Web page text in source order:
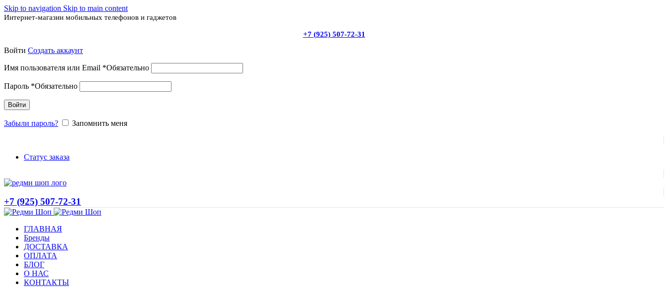
Skip to navigation Skip to main content
Интернет-магазин мобильных телефонов и гаджетов
+7 (925) 507-72-31
Войти Создать аккаунт
Имя пользователя или Email *Обязательно
Пароль *Обязательно
Войти
Забыли пароль? Запомнить меня
Статус заказа
+7 (925) 507-72-31
ГЛАВНАЯ
Бренды
ДОСТАВКА
ОПЛАТА
БЛОГ
О НАС
КОНТАКТЫ